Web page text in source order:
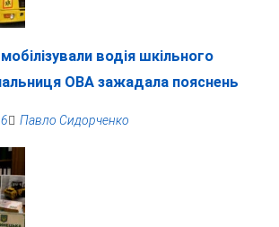
водія шкільного
ОВА зажадала пояснень
Павло Сидорченко